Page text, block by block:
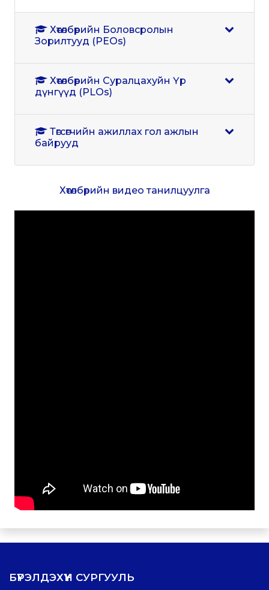
Зорилтууд (PEOs)
дүнгүүд (PLOs)
байрууд
Хөтөлбөрийн видео танилцуулга
БҮРЭЛДЭХҮҮН СУРГУУЛЬ